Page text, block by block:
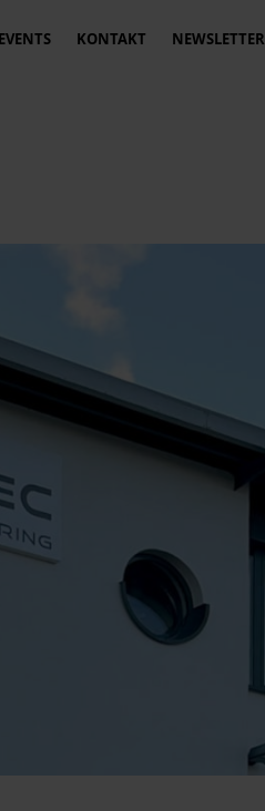
KONTAKT NEWSLETTER